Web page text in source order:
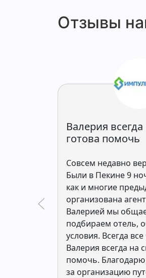
Отзывы
Валерия
готова помочь
Совсем недавно
Были в Пекине 9
как и многие
организована
Валерией мы
подбираем отель,
условия. Всегда
Валерия всегда на
помочь. Благодарю
за организацию